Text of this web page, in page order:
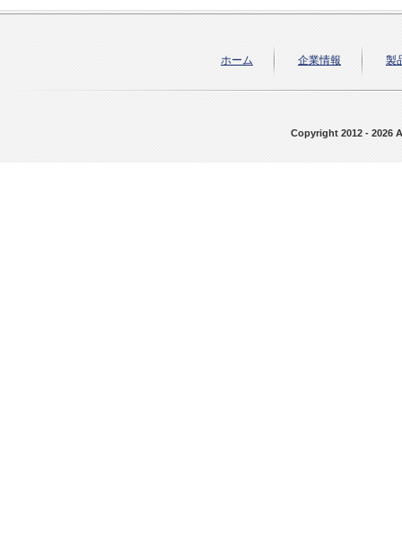
ホーム 企業情報 製
Copyright 2012 - 2026